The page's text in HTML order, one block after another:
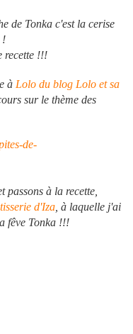
de Tonka c'est la cerise
!
recette !!!
à Lolo du blog Lolo et sa
sur le thème des
passons à la recette,
d'Iza , à laquelle j'ai
fêve Tonka !!!